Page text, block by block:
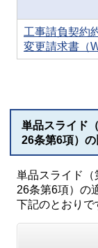
工事請負契約
変更請求書（
単品スライド
26条第6項）
単品スライド
26条第6項）の
下記のとおりで